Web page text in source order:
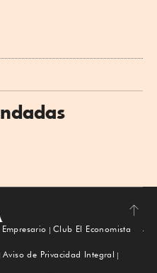
Subir
Empresario
Club El Economista
Aviso de Privacidad Integral